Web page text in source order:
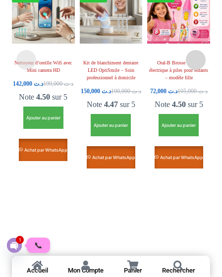
Nettoyeur d’oreille Wifi avec
Mini camera HD
د.ت199,000 د.ت142,000
Note4.50 sur 5
Ajouter au panier
Achat par WhatsApp
Kit de blanchiment dentaire
LED OptiSmile – Soin
professionnel à domicile
د.ت190,000 د.ت 150,000
Note 4.47sur 5
Ajouter au panier
Achat par WhatsApp
Oral-B Brosse à dents
électrique à piles pour enfants
– modèle fille
د.ت105,000 د.ت 72,000
Note 4.50sur 5
Ajouter au panier
Achat par WhatsApp
Accueil Mon Compte Panier Rechercher
📞
O
1